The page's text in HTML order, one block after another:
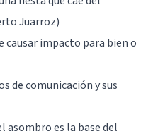
Juarroz)
causar impacto para bien o
de comunicación y sus
asombro es la base del